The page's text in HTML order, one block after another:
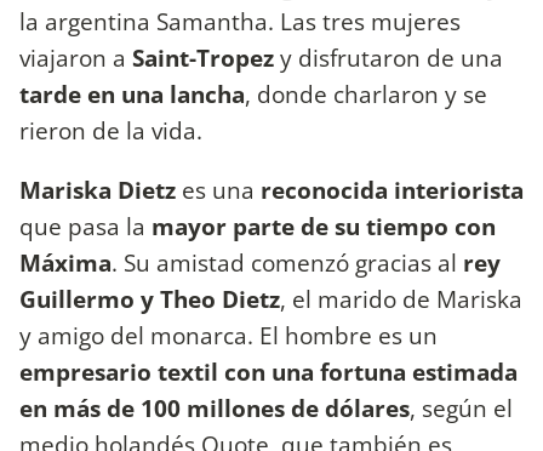
la argentina Samantha. Las tres mujeres
viajaron a Saint-Tropezy disfrutaron de una
tarde en una lancha, donde charlaron y se
rieron de la vida.
Mariska Dietz es una reconocida interiorista
que pasa la mayor parte de su tiempo con
Máxima. Su amistad comenzó gracias al rey
Guillermo y Theo Dietz, el marido de Mariska
y amigo del monarca. El hombre es un
empresario textil con una fortuna estimada
en más de 100 millones de dólares, según el
medio holandés Quote, que también es